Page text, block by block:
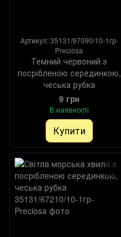
Артикул: 35131/97090/10-1гр-
Preciosa
Темний червоний з
посрібленою серединкою,
чеська рубка
9 грн
В наявності
Купити